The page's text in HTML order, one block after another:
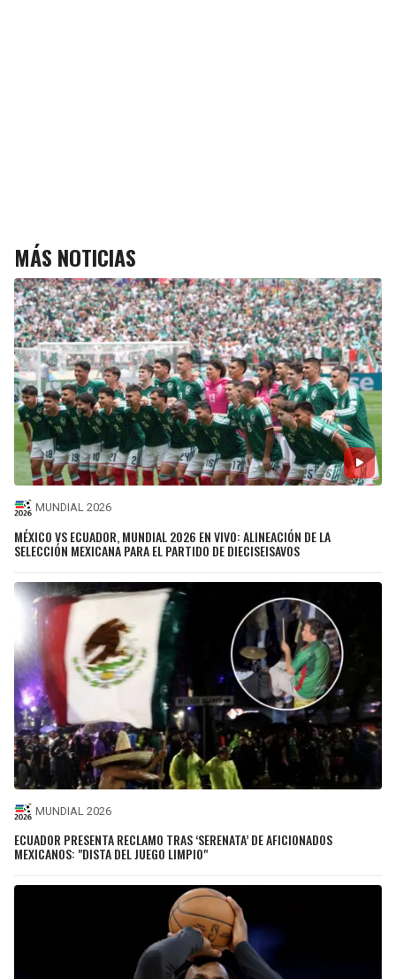
MÁS NOTICIAS
MUNDIAL 2026
MÉXICO VS ECUADOR, MUNDIAL 2026 EN VIVO: ALINEACIÓN DE LA
SELECCIÓN MEXICANA PARA EL PARTIDO DE DIECISEISAVOS
MUNDIAL 2026
ECUADOR PRESENTA RECLAMO TRAS ‘SERENATA’ DE AFICIONADOS
MEXICANOS: "DISTA DEL JUEGO LIMPIO"